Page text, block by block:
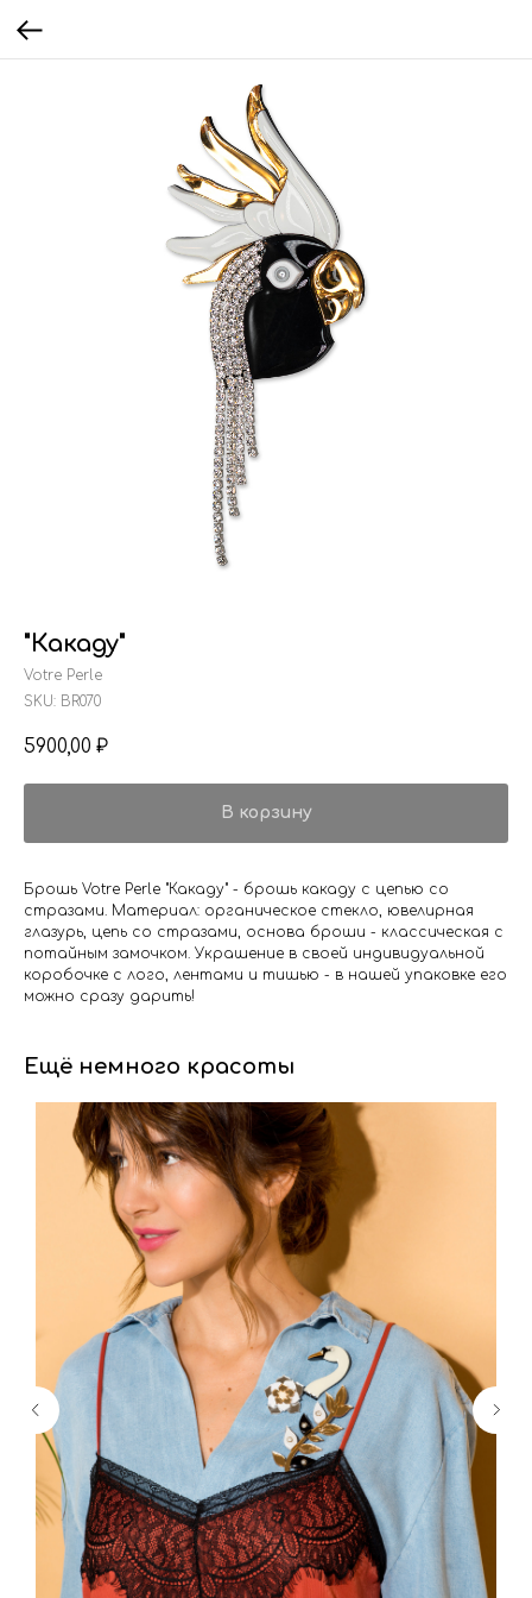
"Какаду"
Votre Perle
SKU: BR070
5900,00 ₽
В корзину
Брошь Votre Perle "Какаду" - брошь какаду с цепью со
стразами. Материал: органическое стекло, ювелирная
глазурь, цепь со стразами, основа броши - классическая с
потайным замочком. Украшение в своей индивидуальной
коробочке с лого, лентами и тишью - в нашей упаковке его
можно сразу дарить!
Ещё немного красоты